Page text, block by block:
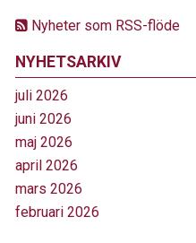
Nyheter som RSS-flöde
NYHETSARKIV
juli 2026
juni 2026
maj 2026
april 2026
mars 2026
februari 2026